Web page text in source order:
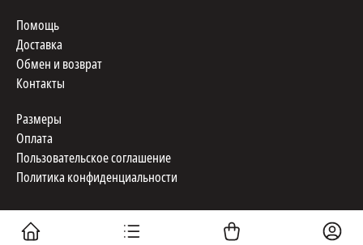
Помощь
Доставка
Обмен и возврат
Контакты
Размеры
Оплата
Пользовательское соглашение
Политика конфиденциальности